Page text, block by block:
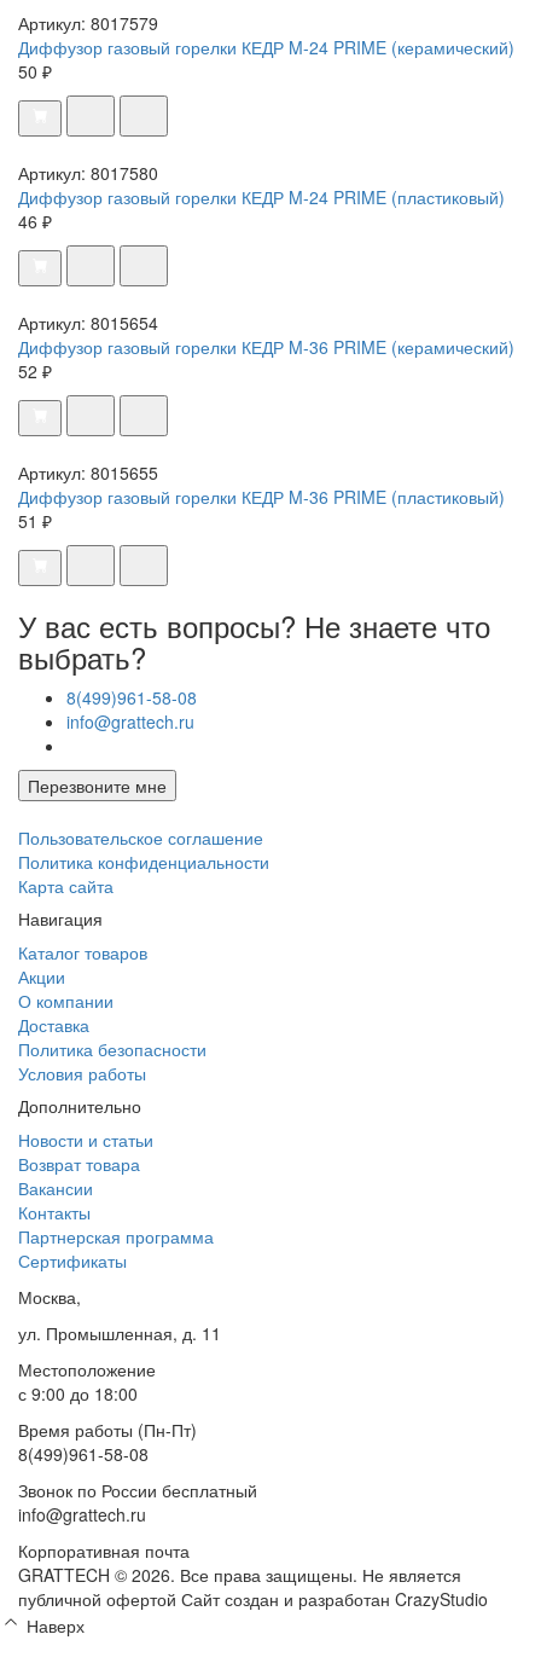
Артикул: 8017579
Диффузор газовый горелки КЕДР M-24 PRIME (керамический)
50 ₽
Артикул: 8017580
Диффузор газовый горелки КЕДР M-24 PRIME (пластиковый)
46 ₽
Артикул: 8015654
Диффузор газовый горелки КЕДР M-36 PRIME (керамический)
52 ₽
Артикул: 8015655
Диффузор газовый горелки КЕДР M-36 PRIME (пластиковый)
51 ₽
У вас есть вопросы? Не знаете что
выбрать?
8(499)961-58-08
info@grattech.ru
Перезвоните мне
Пользовательское соглашение
Политика конфиденциальности
Карта сайта
Навигация
Каталог товаров
Акции
О компании
Доставка
Политика безопасности
Условия работы
Дополнительно
Новости и статьи
Возврат товара
Вакансии
Контакты
Партнерская программа
Сертификаты
Москва,
ул. Промышленная, д. 11
Местоположение
с 9:00 до 18:00
Время работы (Пн-Пт)
8(499)961-58-08
Звонок по России бесплатный
info@grattech.ru
Корпоративная почта
GRATTECH © 2026. Все права защищены. Не является
публичной офертой Сайт создан и разработан CrazyStudio
Наверх